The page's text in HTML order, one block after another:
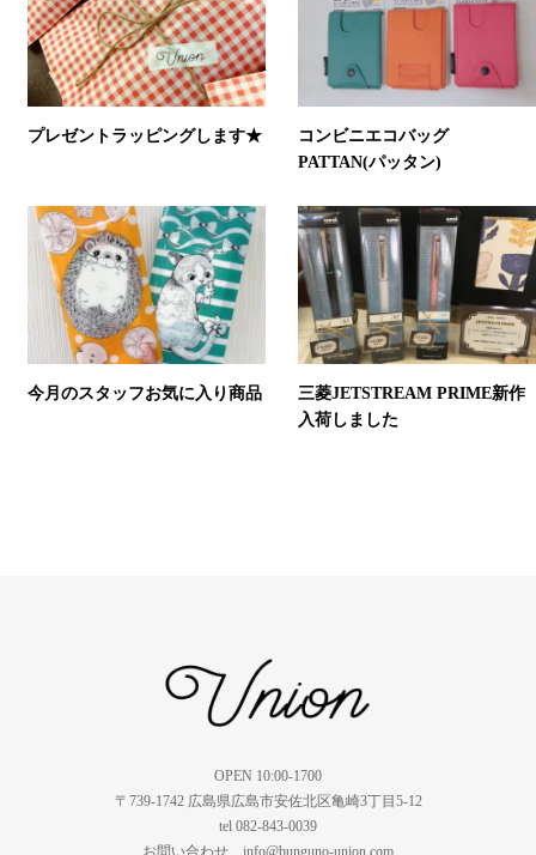
プレゼントラッピングします★
コンビニエコバッグ
PATTAN(パッタン)
今月のスタッフお気に入り商品
三菱JETSTREAM PRIME新作
入荷しました
OPEN 10:00-1700
〒739-1742 広島県広島市安佐北区亀崎3丁目5-12
tel 082-843-0039